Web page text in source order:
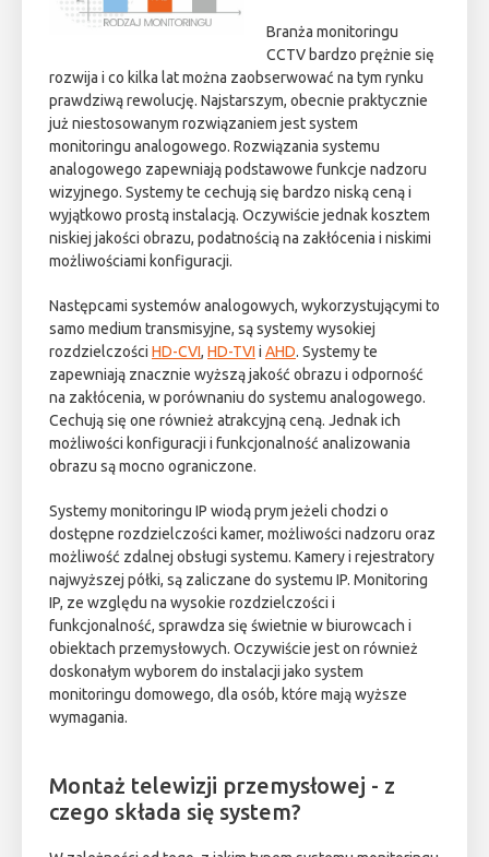
Branża monitoringu
CCTV bardzo prężnie się
rozwija i co kilka lat można zaobserwować na tym rynku
prawdziwą rewolucję. Najstarszym, obecnie praktycznie
już niestosowanym rozwiązaniem jest system
monitoringu analogowego. Rozwiązania systemu
analogowego zapewniają podstawowe funkcje nadzoru
wizyjnego. Systemy te cechują się bardzo niską ceną i
wyjątkowo prostą instalacją. Oczywiście jednak kosztem
niskiej jakości obrazu, podatnością na zakłócenia i niskimi
możliwościami konfiguracji.
Następcami systemów analogowych, wykorzystującymi to
samo medium transmisyjne, są systemy wysokiej
rozdzielczości HD-CVI, HD-TVI i AHD. Systemy te
zapewniają znacznie wyższą jakość obrazu i odporność
na zakłócenia, w porównaniu do systemu analogowego.
Cechują się one również atrakcyjną ceną. Jednak ich
możliwości konfiguracji i funkcjonalność analizowania
obrazu są mocno ograniczone.
Systemy monitoringu IP wiodą prym jeżeli chodzi o
dostępne rozdzielczości kamer, możliwości nadzoru oraz
możliwość zdalnej obsługi systemu. Kamery i rejestratory
najwyższej półki, są zaliczane do systemu IP. Monitoring
IP, ze względu na wysokie rozdzielczości i
funkcjonalność, sprawdza się świetnie w biurowcach i
obiektach przemysłowych. Oczywiście jest on również
doskonałym wyborem do instalacji jako system
monitoringu domowego, dla osób, które mają wyższe
wymagania.
Montaż telewizji przemysłowej - z
czego składa się system?